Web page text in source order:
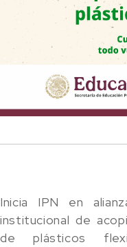
Inicia IPN en
institucional de
de plásticos